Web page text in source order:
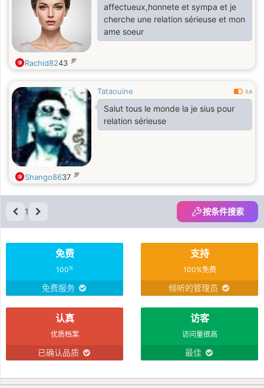
affectueux,honnete et sympa et je
cherche une relation sérieuse et mon
ame soeur
Rachid8243 岁
Tataouine 0.6
Salut tous le monde la je sius pour
relation sérieuse
Shango8637 岁
1 按条件搜索
免费
100%
免费服务
支持
100%免费
倾听的管理员
认真
优质档案
已确认品质
访客
访问量很高
最佳